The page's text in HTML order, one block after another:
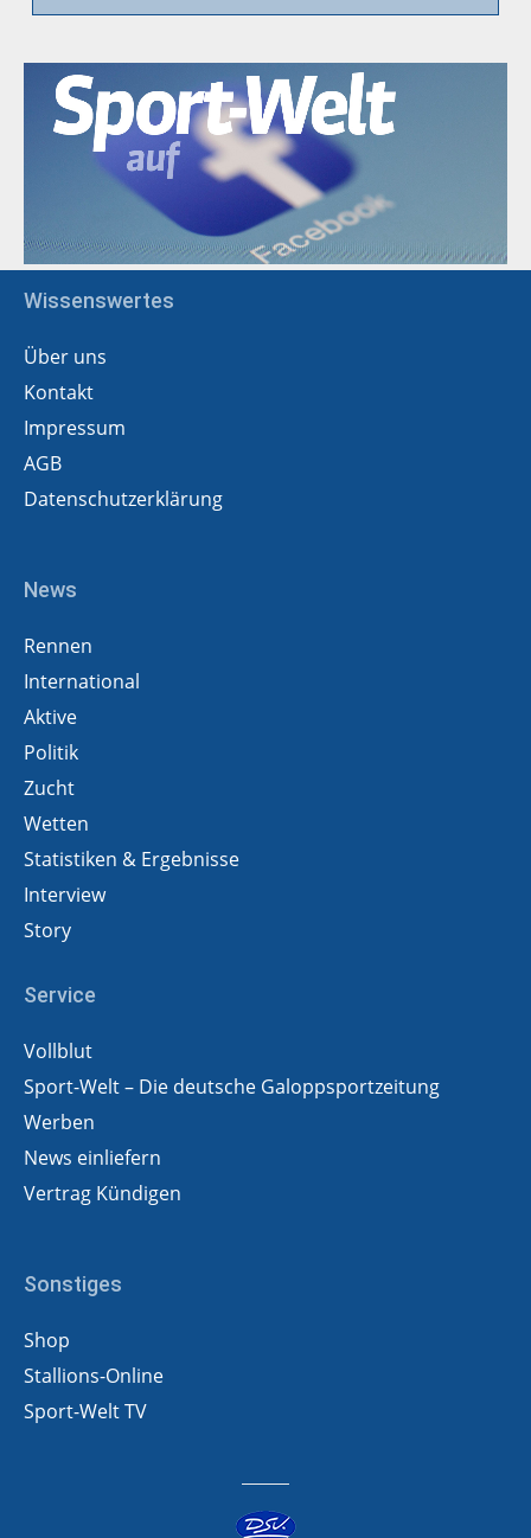
Wissenswertes
Über uns
Kontakt
Impressum
AGB
Datenschutzerklärung
News
Rennen
International
Aktive
Politik
Zucht
Wetten
Statistiken & Ergebnisse
Interview
Story
Service
Vollblut
Sport-Welt – Die deutsche Galoppsportzeitung
Werben
News einliefern
Vertrag Kündigen
Sonstiges
Shop
Stallions-Online
Sport-Welt TV